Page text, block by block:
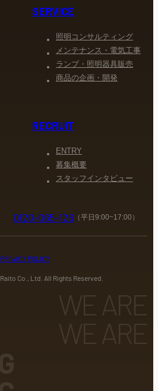
SERVICE
照明コンサルティング
メンテナンス・電気工事
ランプ・照明器具販売
商品の企画・開発
RECRUIT
ENTRY
募集概要
スタッフインタビュー
0120-065-126（平日9:00~17:00）
PRIVACY POLICY
Raito Co., Ltd. All Rights Reserved.
WE ARE
WE ARE